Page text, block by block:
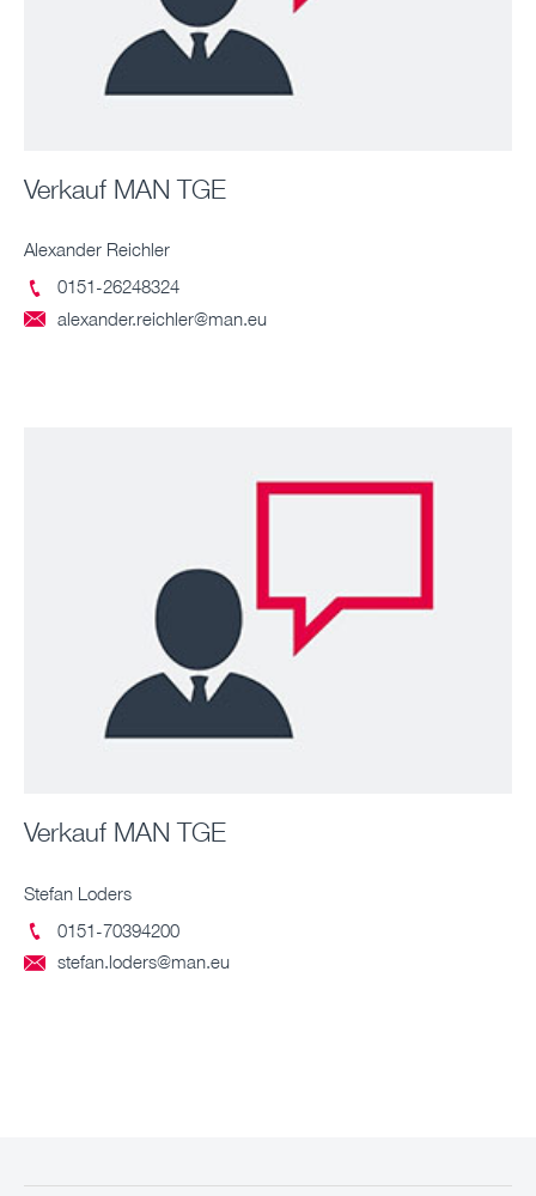
Verkauf MAN TGE
Alexander Reichler

0151-26248324
 alexander.reichler@man.eu
Verkauf MAN TGE
Stefan Loders

0151-70394200
 stefan.loders@man.eu